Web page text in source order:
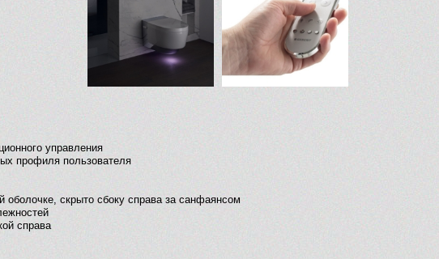
управления
профиля пользователя
оболочке, скрыто сбоку справа за санфаянсом
справа